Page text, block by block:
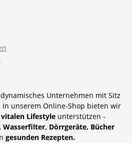
dynamisches Unternehmen mit Sitz
In unserem Online-Shop bieten wir
vitalen Lifestyle unterstützen -
Wasserfilter, Dörrgeräte, Bücher
gesunden Rezepten.